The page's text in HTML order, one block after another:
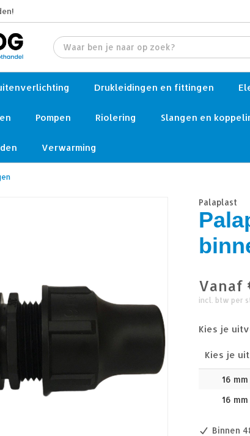
Drukleidingen en fittingen
Pompen Riolering Slangen en
Verwarming
Palaplast
Vanaf
incl. btw per
Kies je
Kies je
16
16
Binnen